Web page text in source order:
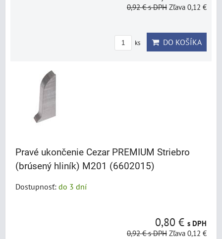
0,92 €s DPH Zľava 0,12 €
ks DO KOŠÍKA
Pravé ukončenie Cezar PREMIUM Striebro
(brúsený hliník) M201 (6602015)
Dostupnosť: do 3 dní
0,80 € s DPH
0,92 €s DPH Zľava 0,12 €